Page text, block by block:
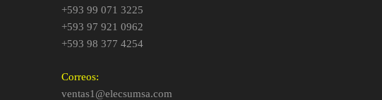
+593 99 071 3225
+593 97 921 0962
+593 98 377 4254
Correos:
ventas1@elecsumsa.com